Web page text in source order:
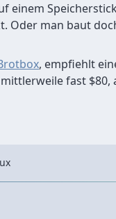
einem
Oder man baut
, empfiehlt
fast $80,